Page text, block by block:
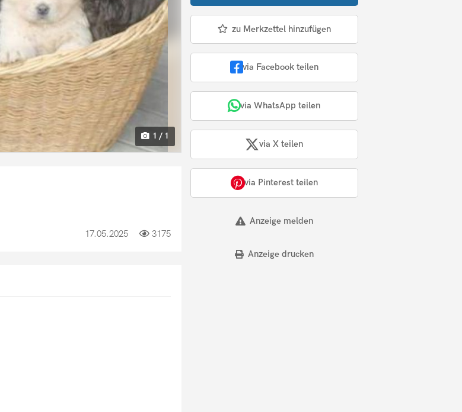
1 / 1
17.05.2025 3175
zu Merkzettel hinzufügen
via Facebook teilen
via WhatsApp teilen
via X teilen
via Pinterest teilen
Anzeige melden
Anzeige drucken